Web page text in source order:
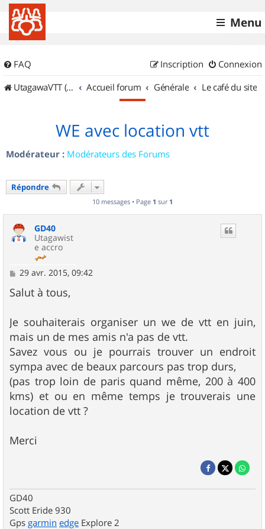
Menu
FAQ Connexion
Inscription
UtagawaVTT (Randos VTT et VTTAE avec traces GPS)
Accueil forum Générale Le café du site
WE avec location vtt
Modérateur : Modérateurs des Forums
Répondre
10 messages • Page 1 sur 1
GD40
Utagawist
e accro
M
s
s
g
e
29 avr. 2015, 09:42
Salut à tous,
Je souhaiterais organiser un we de vtt en juin,
mais un de mes amis n'a pas de vtt.
Savez vous ou je pourrais trouver un endroit
sympa avec de beaux parcours pas trop durs,
(pas trop loin de paris quand même, 200 à 400
kms) et ou en même temps je trouverais une
location de vtt ?
Merci
GD40
Scott Eride 930
Gps garmin edge Explore 2